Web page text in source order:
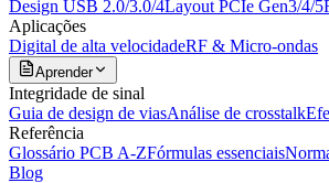
Design USB 2.0/3.0/4Layout PCIe Gen3/4/5
Aplicações
Digital de alta velocidadeRF & Micro-ondas
Aprender
Integridade de sinal
Guia de design de viasAnálise de crosstalk
Referência
Glossário PCB A-ZFórmulas essenciais
Blog